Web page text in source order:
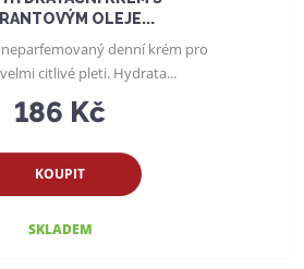
OLEJE...
186 Kč
KOUPIT
SKLADEM
neparfemovaný denní krém pro
citlivé pleti. Hydrata...